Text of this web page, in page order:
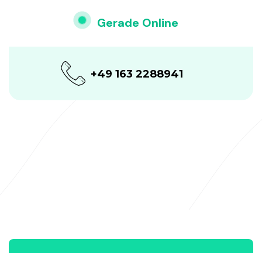
Gerade Online
+49 163 2288941